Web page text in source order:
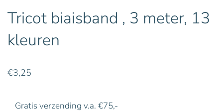
Tricot biaisband , 3 meter, 13
kleuren
€3,25
Gratis verzending v.a. €75,-